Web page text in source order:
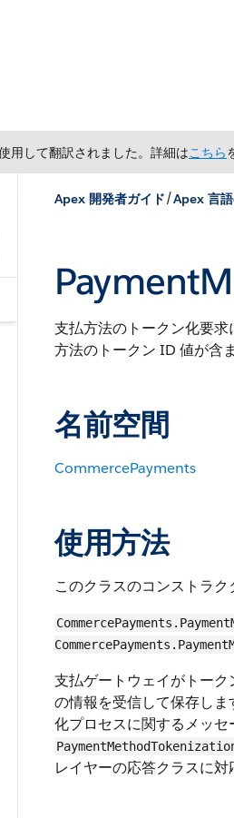
用して翻訳されました。詳細はこちら
Apex 開発者ガイド/Apex 言
支払方法のトークン化要
方法のトークン ID 値が含
名前空間
CommercePayments
使用方法
このクラスのコンストラク
支払ゲートウェイがトーク
の情報を受信して保存し
化プロセスに関するメッセ
レイヤーの応答クラスに対